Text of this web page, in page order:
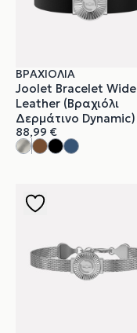
ΒΡΑΧΙΌΛΙΑ
Joolet Bracelet Wide
Leather (Βραχιόλι
Δερμάτινο Dynamic)
88,99 €